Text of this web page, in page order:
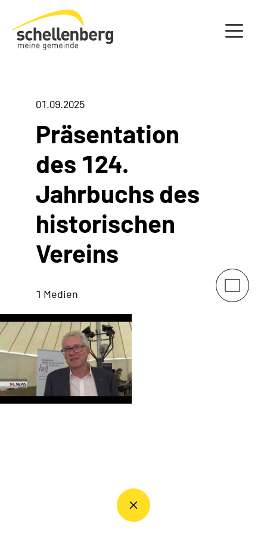
Gemeinde Schellenberg Startseite
01.09.2025
Präsentation
des 124.
Jahrbuchs des
historischen
Vereins
1 Medien